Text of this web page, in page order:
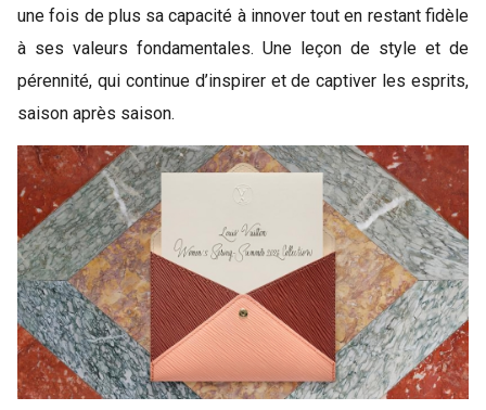
une fois de plus sa capacité à innover tout en restant fidèle
à ses valeurs fondamentales. Une leçon de style et de
pérennité, qui continue d’inspirer et de captiver les esprits,
saison après saison.